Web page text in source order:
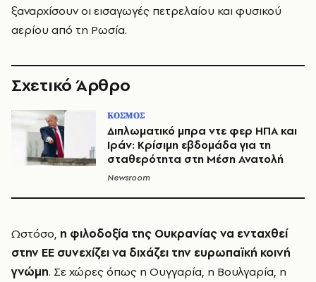
ξαναρχίσουν οι εισαγωγές πετρελαίου και φυσικού
αερίου από τη Ρωσία.
Σχετικό Άρθρο
ΚΟΣΜΟΣ
Διπλωματικό μπρα ντε φερ ΗΠΑ και
Ιράν: Κρίσιμη εβδομάδα για τη
σταθερότητα στη Μέση Ανατολή
Newsroom
Ωστόσο, η φιλοδοξία της Ουκρανίας να ενταχθεί
στην ΕΕ συνεχίζει να διχάζει την ευρωπαϊκή κοινή
γνώμη. Σε χώρες όπως η Ουγγαρία, η Βουλγαρία, η